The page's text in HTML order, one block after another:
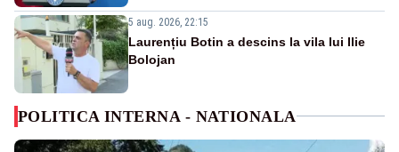
5 aug. 2026, 22:15
Laurențiu Botin a descins la vila lui Ilie
Bolojan
POLITICA INTERNA - NATIONALA